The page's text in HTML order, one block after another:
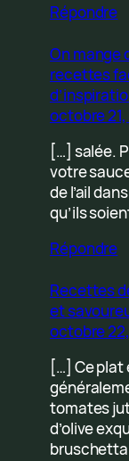
Répondre
On mange
recettes
octobre
[…] salée.
votre
de l’ail
qu’ils
Répondre
Recettes
et
octobre
[…] Ce plat
tomates
d’olive